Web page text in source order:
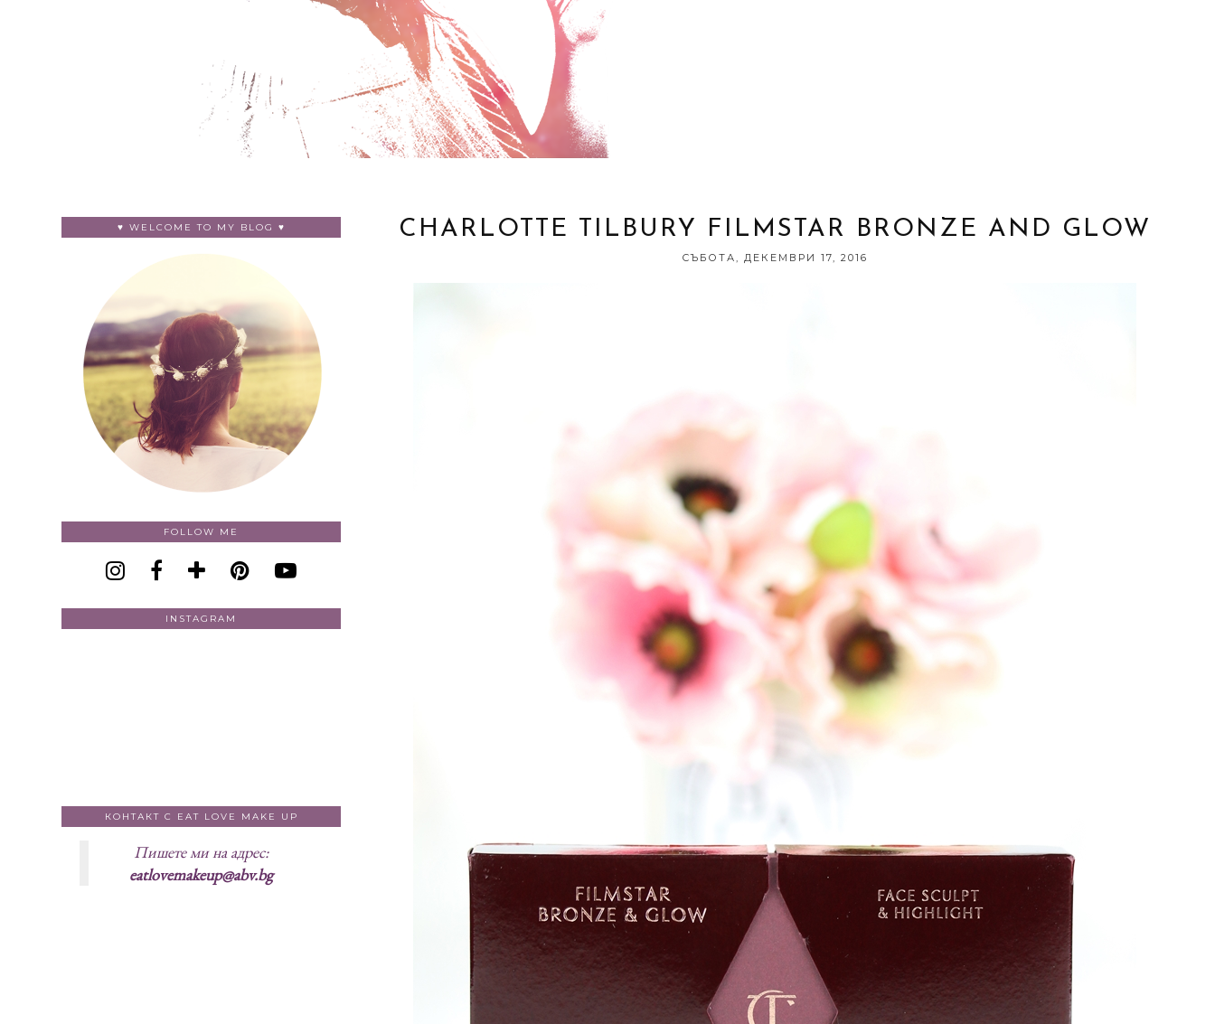
CHARLOTTE TILBURY FILMSTAR BRONZE AND GLOW
СЪБОТА, ДЕКЕМВРИ 17, 2016
♥ WELCOME TO MY BLOG ♥
FOLLOW ME
INSTAGRAM
КОНТАКТ С EAT LOVE MAKE UP
Пишете ми на адрес:
eatlovemakeup@abv.bg